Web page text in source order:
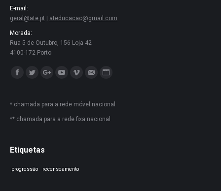
E-mail:
geral@ate.pt
ateducacao@gmail.com
Morada:
Rua 5 de Outubro, 156 Loja 42
4100-172 Porto
Encontre-nos em:
* chamada para a rede móvel nacional
** chamada para a rede fixa nacional
Etiquetas
progressão recenseamento